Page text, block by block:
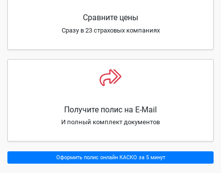
Сравните цены
Сразу в 23 страховых компаниях
Получите полис на E-Mail
И полный комплект документов
Оформить полис онлайн КАСКО за 5 минут